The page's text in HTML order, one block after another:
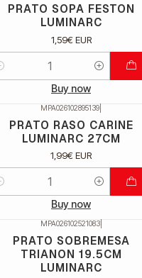
PRATO SOPA FESTON
LUMINARC
1,59€ EUR
Buy now
MPA026102895139
PRATO RASO CARINE
LUMINARC 27CM
1,99€ EUR
Buy now
MPA026102521083|
PRATO SOBREMESA
TRIANON 19.5CM
LUMINARC